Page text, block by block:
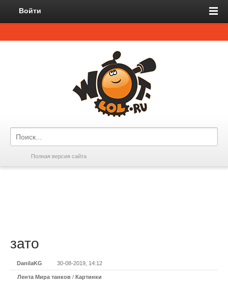
Войти
Полная версия сайта
зато
DanilaKG 30-08-2019, 14:12
Лента Мира танков / Картинки